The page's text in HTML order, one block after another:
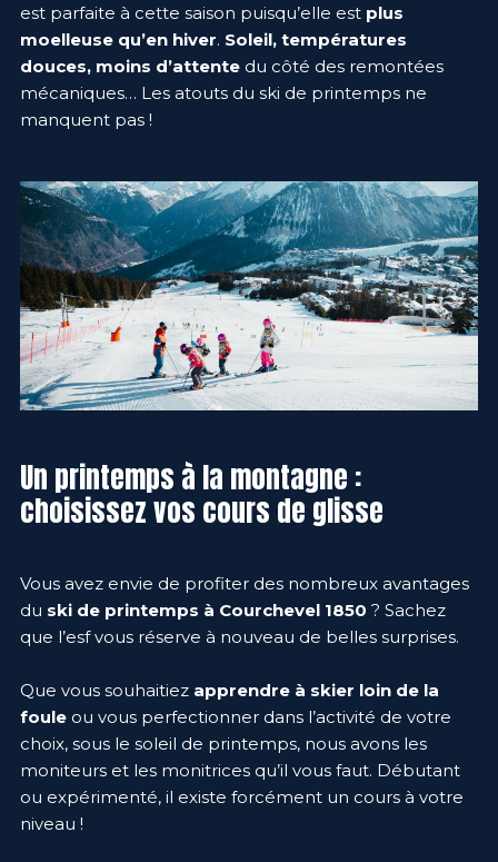
est parfaite à cette saison puisqu’elle est plus
moelleuse qu’en hiver. Soleil, températures
douces, moins d’attente du côté des remontées
mécaniques… Les atouts du ski de printemps ne
manquent pas !
Un printemps à la montagne :
choisissez vos cours de glisse
Vous avez envie de profiter des nombreux avantages
du ski de printemps à Courchevel 1850 ? Sachez
que l’esf vous réserve à nouveau de belles surprises.
Que vous souhaitiez apprendre à skier loin de la
foule ou vous perfectionner dans l’activité de votre
choix, sous le soleil de printemps, nous avons les
moniteurs et les monitrices qu’il vous faut. Débutant
ou expérimenté, il existe forcément un cours à votre
niveau !